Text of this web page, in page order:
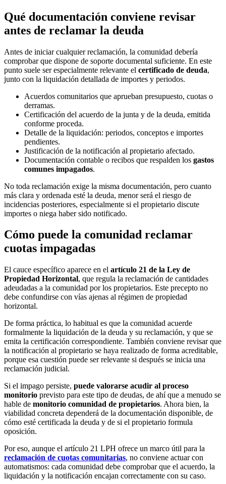
Qué documentación conviene revisar
antes de reclamar la deuda
Antes de iniciar cualquier reclamación, la comunidad debería
comprobar que dispone de soporte documental suficiente. En este
punto suele ser especialmente relevante el certificado de deuda,
junto con la liquidación detallada de importes y periodos.
Acuerdos comunitarios que aprueban presupuesto, cuotas o
derramas.
Certificación del acuerdo de la junta y de la deuda, emitida
conforme proceda.
Detalle de la liquidación: periodos, conceptos e importes
pendientes.
Justificación de la notificación al propietario afectado.
Documentación contable o recibos que respalden los gastos
comunes impagados.
No toda reclamación exige la misma documentación, pero cuanto
más clara y ordenada esté la deuda, menor será el riesgo de
incidencias posteriores, especialmente si el propietario discute
importes o niega haber sido notificado.
Cómo puede la comunidad reclamar
cuotas impagadas
El cauce específico aparece en el artículo 21 de la Ley de
Propiedad Horizontal, que regula la reclamación de cantidades
adeudadas a la comunidad por los propietarios. Este precepto no
debe confundirse con vías ajenas al régimen de propiedad
horizontal.
De forma práctica, lo habitual es que la comunidad acuerde
formalmente la liquidación de la deuda y su reclamación, y que se
emita la certificación correspondiente. También conviene revisar que
la notificación al propietario se haya realizado de forma acreditable,
porque esa cuestión puede ser relevante si después se inicia una
reclamación judicial.
Si el impago persiste, puede valorarse acudir al proceso
monitorio previsto para este tipo de deudas, de ahí que a menudo se
hable de monitorio comunidad de propietarios. Ahora bien, la
viabilidad concreta dependerá de la documentación disponible, de
cómo esté certificada la deuda y de si el propietario formula
oposición.
Por eso, aunque el artículo 21 LPH ofrece un marco útil para la
reclamación de cuotas comunitarias, no conviene actuar con
automatismos: cada comunidad debe comprobar que el acuerdo, la
liquidación y la notificación encajan correctamente con su caso.